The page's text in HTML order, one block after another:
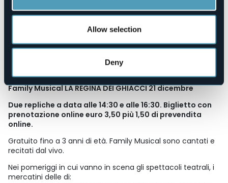
Allow selection
Deny
Qui il calendario degli spettacoli:
Family Musical TIC TAC 24 GIORNI A NATALE 30 novembre
Family Musical WONKA I SEGRETI DELLA FABBRICA DI
Family Musical LA REGINA DEI GHIACCI 21 dicembre
Due repliche a data alle 14:30 e alle 16:30. Biglietto con
prenotazione online euro 3,50 più 1,50 di prevendita
online.
Gratuito fino a 3 anni di età. Family Musical sono cantati e
recitati dal vivo.
Nei pomeriggi in cui vanno in scena gli spettacoli teatrali, i
mercatini delle di: